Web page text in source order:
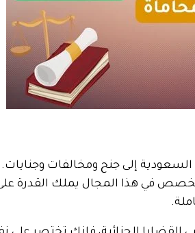
السعودية إلى جنح ومخالفات
في هذا المجال يملك القدرة